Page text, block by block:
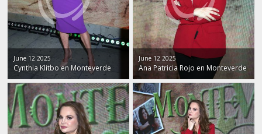
June 12 2025
Cynthia Klitbo en Monteverde
June 12 2025
Ana Patricia Rojo en Monteverde